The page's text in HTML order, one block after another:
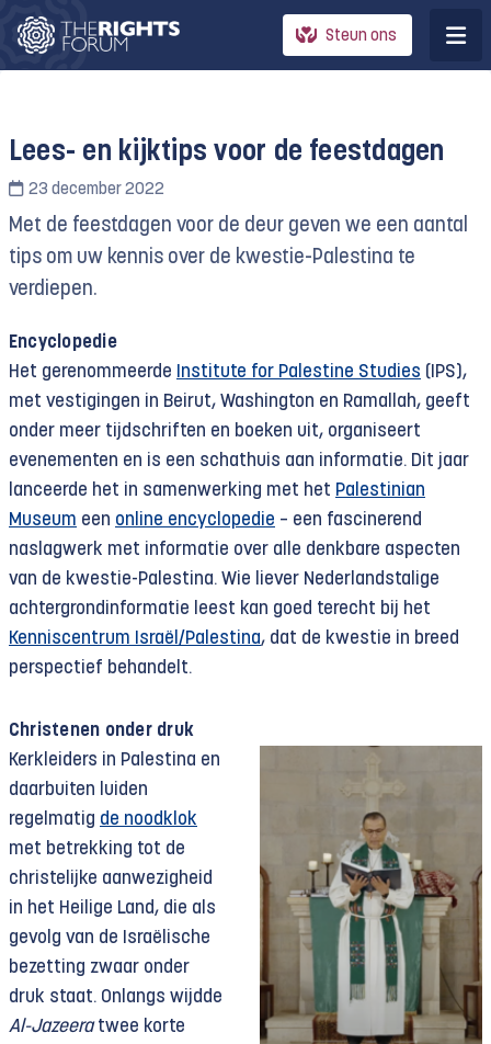
Steun ons
Lees- en kijktips voor de feestdagen
23 december 2022
Met de feestdagen voor de deur geven we een aantal
tips om uw kennis over de kwestie-Palestina te
verdiepen.
Encyclopedie
Het gerenommeerde Institute for Palestine Studies (IPS),
met vestigingen in Beirut, Washington en Ramallah, geeft
onder meer tijdschriften en boeken uit, organiseert
evenementen en is een schathuis aan informatie. Dit jaar
lanceerde het in samenwerking met het Palestinian
Museum een online encyclopedie – een fascinerend
naslagwerk met informatie over alle denkbare aspecten
van de kwestie-Palestina. Wie liever Nederlandstalige
achtergrondinformatie leest kan goed terecht bij het
Kenniscentrum Israël/Palestina, dat de kwestie in breed
perspectief behandelt.
Christenen onder druk
Kerkleiders in Palestina en
daarbuiten luiden
regelmatig de noodklok
met betrekking tot de
christelijke aanwezigheid
in het Heilige Land, die als
gevolg van de Israëlische
bezetting zwaar onder
druk staat. Onlangs wijdde
Al-Jazeeratwee korte